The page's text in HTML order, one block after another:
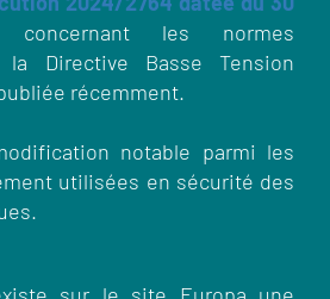
concernant les normes
la Directive Basse Tension
récemment.
notable parmi les
utilisées en sécurité des